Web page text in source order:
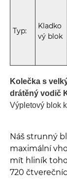
Typ:
Kladko
vý blok
Kolečka s
drátěný vodič
Výpletový blok
Náš strunný
maximální
mít hliník
720